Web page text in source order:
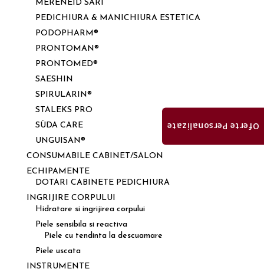
MERENEID SARI
PEDICHIURA & MANICHIURA ESTETICA
PODOPHARM®
PRONTOMAN®
PRONTOMED®
SAESHIN
SPIRULARIN®
STALEKS PRO
SÜDA CARE
UNGUISAN®
CONSUMABILE CABINET/SALON
ECHIPAMENTE
DOTARI CABINETE PEDICHIURA
INGRIJIRE CORPULUI
Hidratare si ingrijirea corpului
Piele sensibila si reactiva
Piele cu tendinta la descuamare
Piele uscata
INSTRUMENTE
Oferte Personalizate